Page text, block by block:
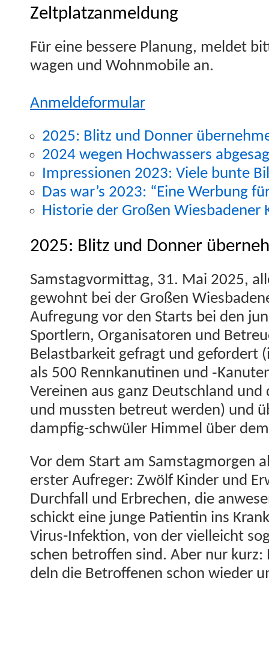
Zeltplatzanmeldung
Für eine bessere Pla­nung, meldet
wa­gen und Wohn­mo­bile an.
Anmelde­for­mu­lar
2025: Blitz und Don­ner
2024 wegen Hochwassers
Impres­sio­nen 2023: Viele bunte
Das war’s 2023: “Eine Wer­bung
His­to­rie der Großen Wies­baden­er
2025: Blitz und Donner
Sam­stagvor­mit­tag, 31. Mai 2025,
gewohnt bei der Großen
Aufre­gung vor den Starts bei den
Sportlern, Organ­isatoren und
Belast­barkeit gefragt und gefordert
als 500 Rennkanu­ti­nen und
Vere­inen aus ganz Deutsch­land und
und mussten betreut wer­den) und
damp­fig-schwüler Him­mel über
Vor dem Start am Sam­stag­mor­gen
erster Aufreger: Zwölf Kinder und
Durch­fall und Erbrechen, die
schickt eine junge Pati­entin ins
Virus-Infek­tion, von der vielle­icht
schen betrof­fen sind. Aber nur
deln die Betrof­fe­nen schon wieder